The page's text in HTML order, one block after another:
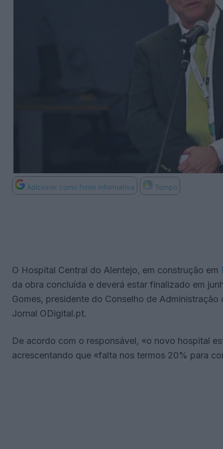
Adicionar como fonte informativa Tempo
O Hospital Central do Alentejo, em construção em
da obra concluída e deverá estar finalizado em
Gomes, presidente do Conselho de Administração
Jornal ODigital.pt.
De acordo com o responsável, «o novo hospital
acrescentando que «falta nos termos 20% para